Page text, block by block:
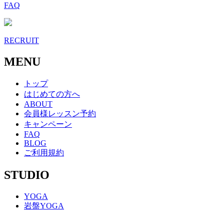
FAQ
RECRUIT
MENU
トップ
はじめての方へ
ABOUT
会員様レッスン予約
キャンペーン
FAQ
BLOG
ご利用規約
STUDIO
YOGA
岩盤YOGA